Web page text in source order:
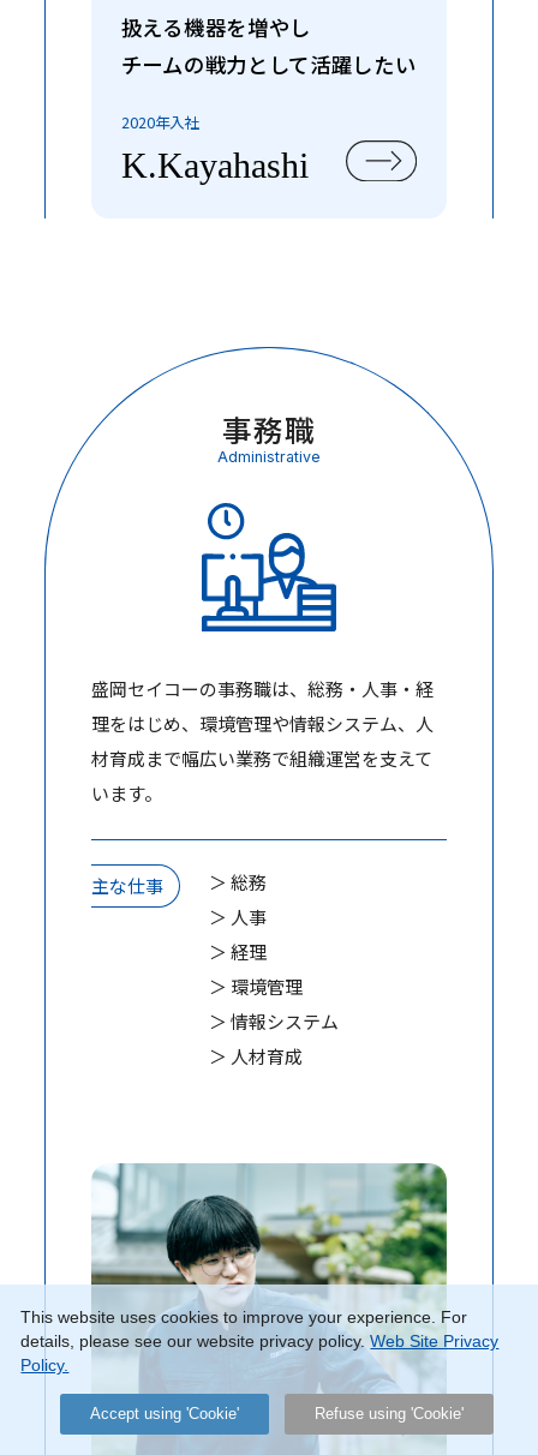
扱える機器を増やし
チームの戦力として活躍したい
2020年入社
K.Kayahashi
事務職
Administrative
盛岡セイコーの事務職は、総務・人事・経
理をはじめ、環境管理や情報システム、人
材育成まで幅広い業務で組織運営を支えて
います。
主な仕事
＞ 総務
＞ 人事
＞ 経理
＞ 環境管理
＞ 情報システム
＞ 人材育成
This website uses cookies to improve your experience. For
details, please see our website privacy policy.Web Site Privacy
Policy.
Accept using 'Cookie' Refuse using 'Cookie'